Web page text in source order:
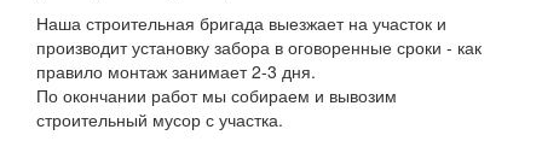
Наша строительная бригада выезжает на участок и
производит установку забора в оговоренные сроки - как
правило монтаж занимает 2-3 дня.
По окончании работ мы собираем и вывозим
строительный мусор с участка.